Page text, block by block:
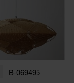
B-069495